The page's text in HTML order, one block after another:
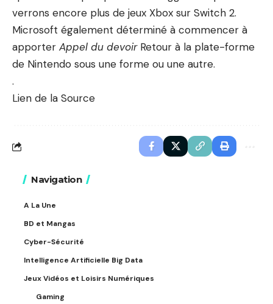
verrons encore plus de jeux Xbox sur Switch 2.
Microsoft également déterminé à commencer à
apporter Appel du devoir Retour à la plate-forme
de Nintendo sous une forme ou une autre.
.
Lien de la Source
Navigation
A La Une
BD et Mangas
Cyber-Sécurité
Intelligence Artificielle Big Data
Jeux Vidéos et Loisirs Numériques
Gaming